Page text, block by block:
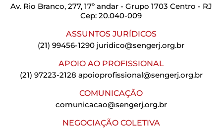
Av. Rio Branco, 277, 17º andar - Grupo 1703 Centro - RJ
Cep: 20.040-009
ASSUNTOS JURÍDICOS
(21) 99456-1290 juridico@sengerj.org.br
APOIO AO PROFISSIONAL
(21) 97223-2128 apoioprofissional@sengerj.org.br
COMUNICAÇÃO
comunicacao@sengerj.org.br
NEGOCIAÇÃO COLETIVA